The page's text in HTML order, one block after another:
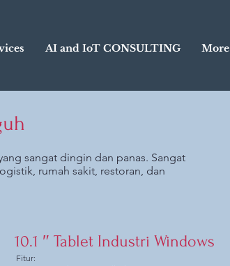
AI and IoT CONSULTING More
sangat dingin dan panas. Sangat
rumah sakit, restoran, dan
10.1 ″ Tablet Industri Windows
Fitur: